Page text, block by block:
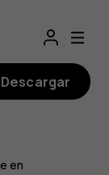
Descargar
en